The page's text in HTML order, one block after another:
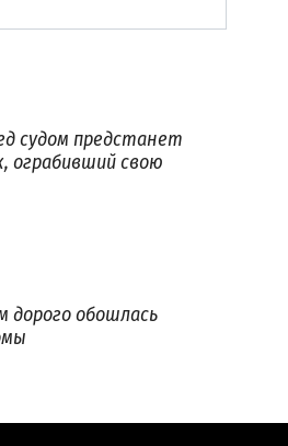
судом предстанет
ограбивший свою
дорого обошлась